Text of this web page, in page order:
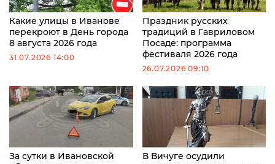
Какие улицы в Иванове
перекроют в День города
8 августа 2026 года
31.07.2026 14:00
Праздник русских
традиций в Гавриловом
Посаде: программа
фестиваля 2026 года
26.07.2026 09:10
За сутки в Ивановской
В Вичуге осудили